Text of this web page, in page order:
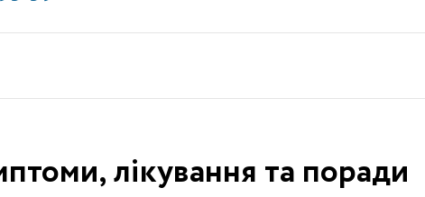
лікування та поради